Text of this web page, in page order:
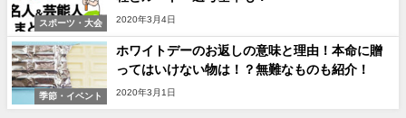
スポーツ・大会 2020年3月4日
季節・イベント
ホワイトデーのお返しの意味と理由！本命に贈
ってはいけない物は！？無難なものも紹介！
2020年3月1日